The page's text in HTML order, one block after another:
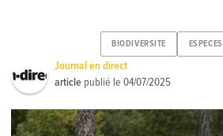
BIODIVERSITE ESPECES
Journal en direct
article publié le04/07/2025